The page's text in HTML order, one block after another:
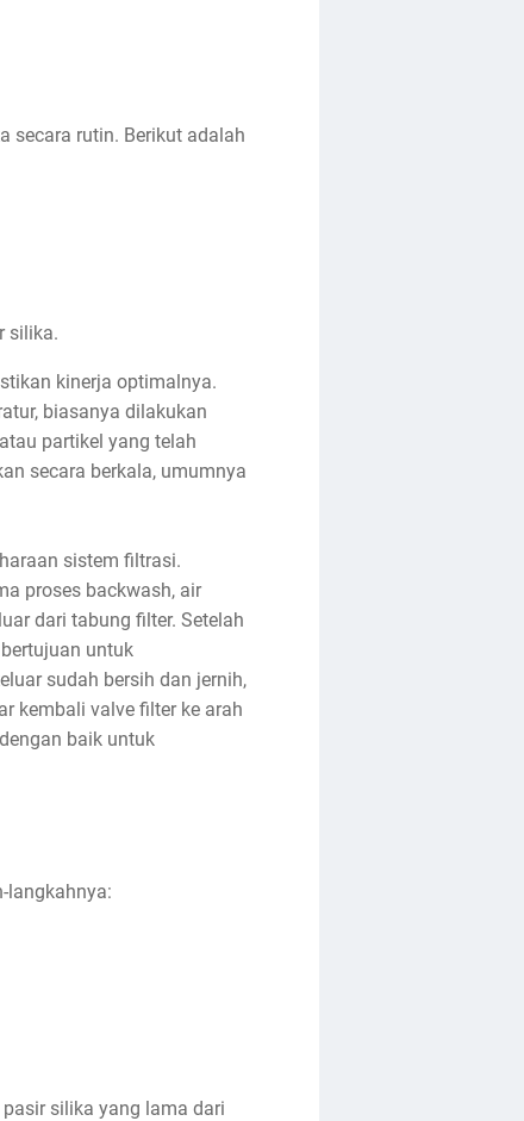
secara rutin. Berikut adalah
silika.
kinerja optimalnya.
biasanya dilakukan
partikel yang telah
secara berkala, umumnya
sistem filtrasi.
proses backwash, air
dari tabung filter. Setelah
untuk
sudah bersih dan jernih,
kembali valve filter ke arah
baik untuk
langkahnya:
silika yang lama dari